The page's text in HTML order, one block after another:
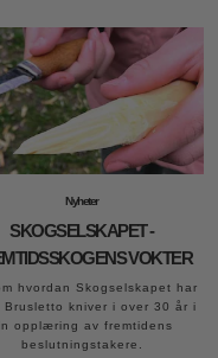
Nyheter
SKOGSELSKAPET -
VOKTER
hvordan Skogselskapet har
Brusletto kniver i over 30 år i
opplæring av fremtidens
beslutningstakere.